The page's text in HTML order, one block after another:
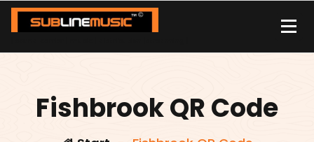
Zum
Inhalt
Fishbrook QR Code